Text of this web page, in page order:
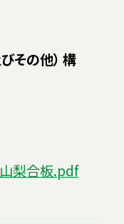
その他） 構
梨合板.pdf